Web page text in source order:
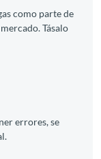
como parte de
Tásalo
errores, se